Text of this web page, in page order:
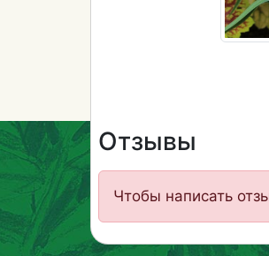
Отзывы
Чтобы написать